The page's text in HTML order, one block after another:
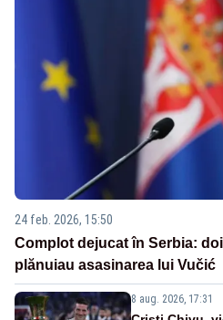
24 feb. 2026, 15:50
Complot dejucat în Serbia:
plănuiau asasinarea lui Vučić
8 aug. 2026, 17:31